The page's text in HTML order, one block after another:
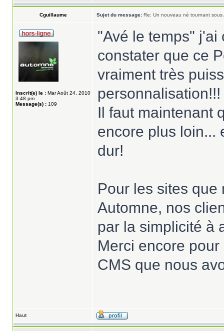
Cguillaume Sujet du message: Re: Un nouveau né tournant sous
Inscrit(e) le : Mar Août 24, 2010
3:48 pm
Message(s) : 109
"Avé le temps" j'ai
constater que ce
vraiment très
personnalisation!!!
Il faut maintenant
encore plus loin...
dur!
Pour les sites
Automne, nos
par la simplicité à
Merci encore
CMS que nous
Haut